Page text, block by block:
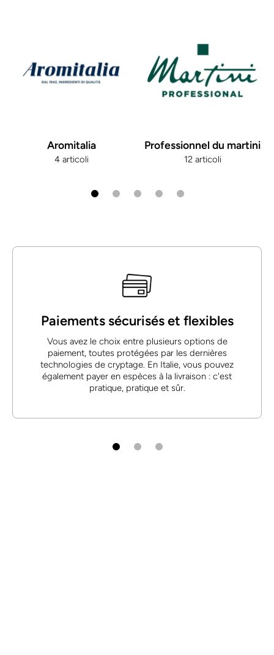
Aromitalia
4 articoli
Professionnel du martini
12 articoli
Paiements sécurisés et flexibles
Vous avez le choix entre plusieurs options de
paiement, toutes protégées par les dernières
technologies de cryptage. En Italie, vous pouvez
également payer en espèces à la livraison : c'est
pratique, pratique et sûr.